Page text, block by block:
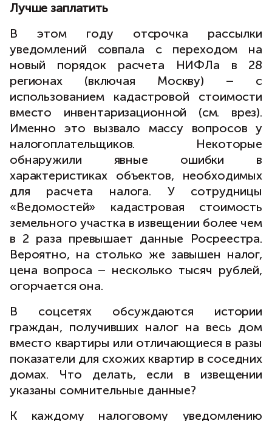
Лучше заплатить
В этом году отсрочка рассылки
уведомлений совпала с переходом на
новый порядок расчета НИФЛа в 28
регионах (включая Москву) – с
использованием кадастровой стоимости
вместо инвентаризационной (см. врез).
Именно это вызвало массу вопросов у
налогоплательщиков. Некоторые
обнаружили явные ошибки в
характеристиках объектов, необходимых
для расчета налога. У сотрудницы
«Ведомостей» кадастровая стоимость
земельного участка в извещении более чем
в 2 раза превышает данные Росреестра.
Вероятно, на столько же завышен налог,
цена вопроса – несколько тысяч рублей,
огорчается она.
В соцсетях обсуждаются истории
граждан, получивших налог на весь дом
вместо квартиры или отличающиеся в разы
показатели для схожих квартир в соседних
домах. Что делать, если в извещении
указаны сомнительные данные?
К каждому налоговому уведомлению